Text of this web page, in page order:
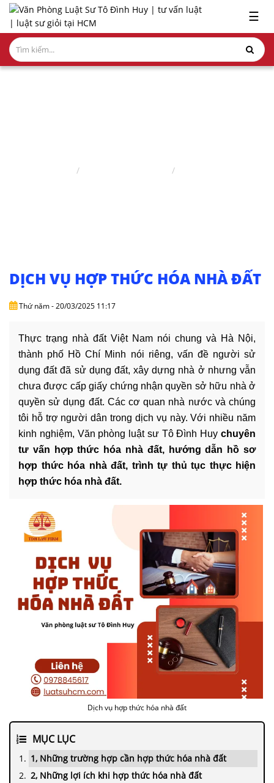
x
GIỚI
THIỆU
DỊCH
VỤ
BẢN
THỦ
TỤC
LIÊN
HỆ
☰
DỊCH VỤ HỢP THỨC HÓA NHÀ ĐẤT
Thứ năm - 20/03/2025 11:17
Thực trạng nhà đất Việt Nam nói chung và Hà Nội,
thành phố Hồ Chí Minh nói riêng, vấn đề người sử
dụng đất đã sử dụng đất, xây dựng nhà ở nhưng vẫn
chưa được cấp giấy chứng nhận quyền sở hữu nhà ở
quyền sử dụng đất. Các cơ quan nhà nước và chúng
tôi hỗ trợ người dân trong dịch vụ này. Với nhiều năm
kinh nghiệm, Văn phòng luật sư Tô Đình Huy chuyên
tư vấn hợp thức hóa nhà đất, hướng dẫn hồ sơ
hợp thức hóa nhà đất, trình tự thủ tục thực hiện
hợp thức hóa nhà đất.
Dịch vụ hợp thức hóa nhà đất
MỤC LỤC
1, Những trường hợp cần hợp thức hóa nhà đất
2, Những lợi ích khi hợp thức hóa nhà đất